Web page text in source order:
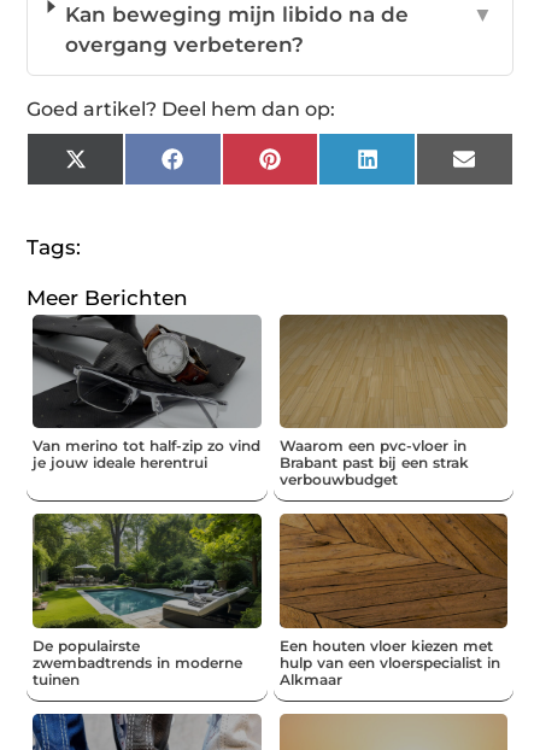
Kan beweging mijn libido na de
overgang verbeteren?
▼
Goed artikel? Deel hem dan op:
X
(Twitter)
FacebookPinterestLinkedInEmail
Tags:
Meer Berichten
Van merino tot half-zip zo vind
je jouw ideale herentrui
Waarom een pvc-vloer in
Brabant past bij een strak
verbouwbudget
De populairste
zwembadtrends in moderne
tuinen
Een houten vloer kiezen met
hulp van een vloerspecialist in
Alkmaar